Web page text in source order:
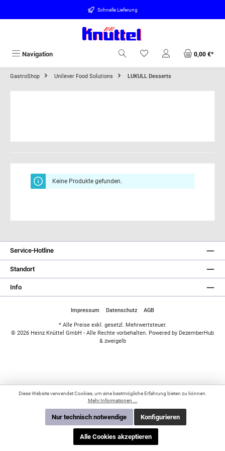
Schnelle Lieferung
Navigation 0,00 €*
GastroShop Unilever Food Solutions LUKULL Desserts
Keine Produkte gefunden.
Service-Hotline
Standort
Info
Impressum Datenschutz AGB
* Alle Preise exkl. gesetzl. Mehrwertsteuer.
© 2026 Heinz Knüttel GmbH - Alle Rechte vorbehalten. Powered by DezemberHub
& zweigelb
Sind Sie bereits Kunde? Einloggen
Diese Website verwendet Cookies, um eine bestmögliche Erfahrung bieten zu können.
Mehr Informationen ...
Nur technisch notwendige Konfigurieren
Alle Cookies akzeptieren